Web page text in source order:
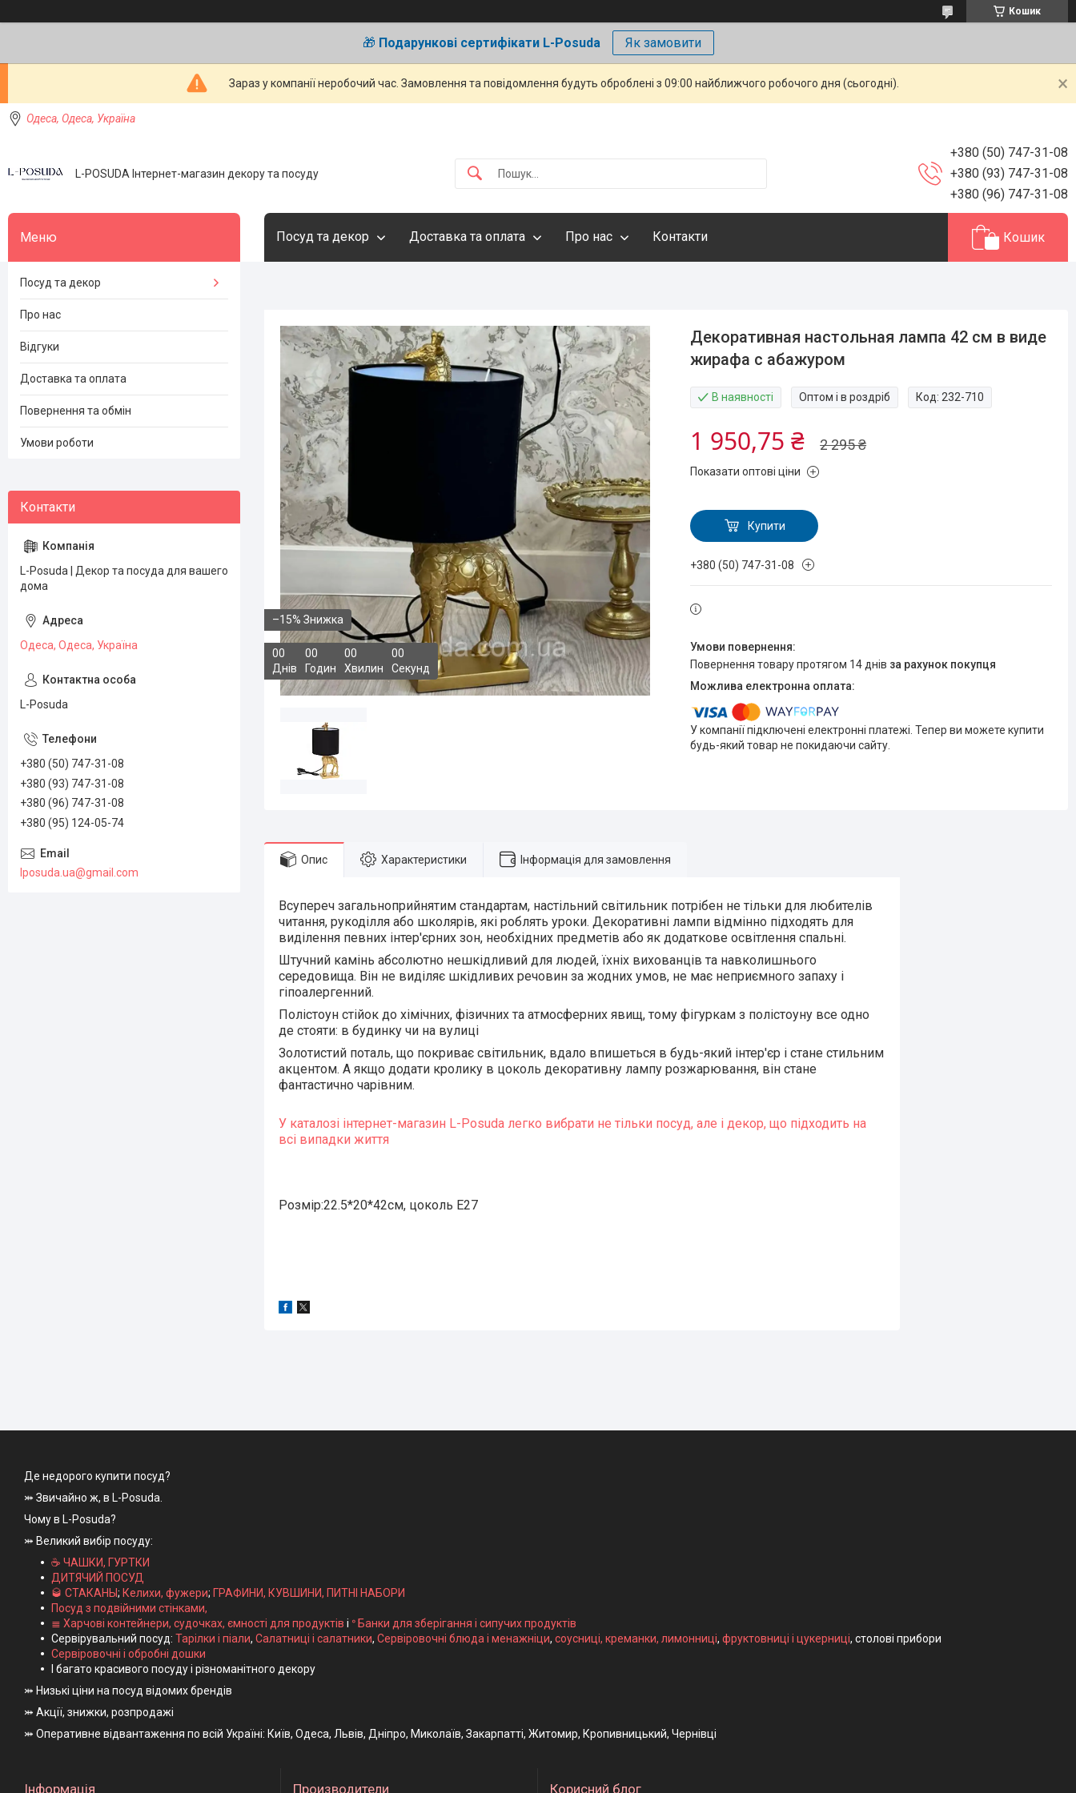
Кошик
🎁 Подарункові сертифікати L-Posuda Як замовити
Зараз у компанії неробочий час. Замовлення та повідомлення будуть оброблені з 09:00 найближчого робочого дня (сьогодні).
Одеса, Одеса, Україна
L-POSUDA Інтернет-магазин декору та посуду
+380 (50) 747-31-08
+380 (93) 747-31-08
+380 (96) 747-31-08
Посуд та декор Доставка та оплата Про нас Контакти Кошик
–15%
00
Днів
00
Годин
00
Хвилин
00
Секунд
Декоративная настольная лампа 42 см в виде
жирафа с абажуром
В наявності Оптом і в роздріб Код: 232-710
2 295 ₴
1 950,75 ₴
Показати оптові ціни
Купити
+380 (50) 747-31-08
повернення товару протягом 14 днів за рахунок покупця
У компанії підключені електронні платежі. Тепер ви можете купити
будь-який товар не покидаючи сайту.
Опис Характеристики Інформація для замовлення
Всупереч загальноприйнятим стандартам, настільний світильник потрібен не тільки для любителів
читання, рукоділля або школярів, які роблять уроки. Декоративні лампи відмінно підходять для
виділення певних інтер'єрних зон, необхідних предметів або як додаткове освітлення спальні.
Штучний камінь абсолютно нешкідливий для людей, їхніх вихованців та навколишнього
середовища. Він не виділяє шкідливих речовин за жодних умов, не має неприємного запаху і
гіпоалергенний.
Полістоун стійок до хімічних, фізичних та атмосферних явищ, тому фігуркам з полістоуну все одно
де стояти: в будинку чи на вулиці
Золотистий поталь, що покриває світильник, вдало впишеться в будь-який інтер'єр і стане стильним
акцентом. А якщо додати кролику в цоколь декоративну лампу розжарювання, він стане
фантастично чарівним.
У каталозі інтернет-магазин L-Posuda легко вибрати не тільки посуд, але і декор, що підходить на
всі випадки життя
Розмір:22.5*20*42см, цоколь E27
Посуд та декор
Про нас
Відгуки
Доставка та оплата
Повернення та обмін
Умови роботи
L-Posuda | Декор та посуда для вашего
дома
Одеса, Одеса, Україна
L-Posuda
+380 (50) 747-31-08
+380 (93) 747-31-08
+380 (96) 747-31-08
+380 (95) 124-05-74
lposuda.ua@gmail.com
Де недорого купити посуд?
⤗ Звичайно ж, в L-Posuda.
Чому в L-Posuda?
⤗ Великий вибір посуду:
☕ ЧАШКИ, ГУРТКИ
ДИТЯЧИЙ ПОСУД
🥃 СТАКАНЫ; Келихи, фужери; ГРАФИНИ, КУВШИНИ, ПИТНІ НАБОРИ
Посуд з подвійними стінками,
≣ Харчові контейнери, судочках, ємності для продуктів і ᐤ Банки для зберігання і сипучих продуктів
Сервірувальний посуд: Тарілки і піали, Салатниці і салатники, Сервіровочні блюда і менажніци, соусниці, креманки, лимонниці, фруктовниці і цукерниці, столові прибори
Сервіровочні і обробні дошки
І багато красивого посуду і різноманітного декору
⤗ Низькі ціни на посуд відомих брендів
⤗ Акції, знижки, розпродажі
⤗ Оперативне відвантаження по всій Україні: Київ, Одеса, Львів, Дніпро, Миколаїв, Закарпатті, Житомир, Кропивницький, Чернівці
Інформація Производители Корисний блог